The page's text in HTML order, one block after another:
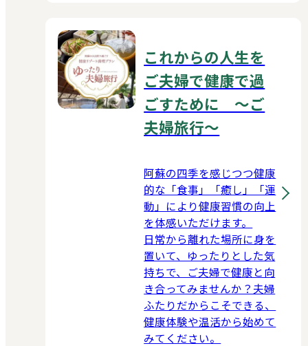
これからの人生を
ご夫婦で健康で過
ごすために ～ご
夫婦旅行～
阿蘇の四季を感じつつ健康
的な「食事」「癒し」「運
動」により健康習慣の向上
を体感いただけます。
日常から離れた場所に身を
置いて、ゆったりとした気
持ちで、ご夫婦で健康と向
き合ってみませんか？夫婦
ふたりだからこそできる、
健康体験や温活から始めて
みてください。